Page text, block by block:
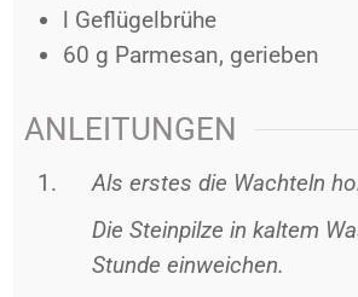
l Geflügelbrühe
60 g Parmesan, gerieben
ANLEITUNGEN
Als erstes die Wachteln
Die Steinpilze in kaltem
Stunde einweichen.